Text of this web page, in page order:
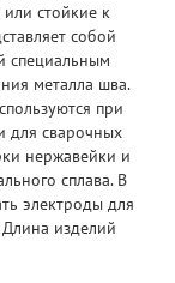
стойкие к
собой
специальным
металла шва.
при
для сварочных
нержавейки и
сплава. В
электроды для
изделий